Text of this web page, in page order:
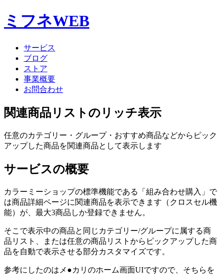
ミフネWEB
サービス
ブログ
ストア
事業概要
お問合わせ
関連商品リストのリッチ表示
任意のカテゴリー・グループ・おすすめ商品などからピック
アップした商品を関連商品として表示します
サービスの概要
カラーミーショップの標準機能である「組み合わせ購入」で
は商品詳細ページに関連商品を表示できます（クロスセル機
能）が、最大3商品しか登録できません。
そこで表示中の商品と同じカテゴリー/グループに属する商
品リスト、または任意の商品リストからピックアップした商
品を自動で表示させる部分カスタマイズです。
参考にしたのはメ●カリのホーム画面UIですので、そちらを